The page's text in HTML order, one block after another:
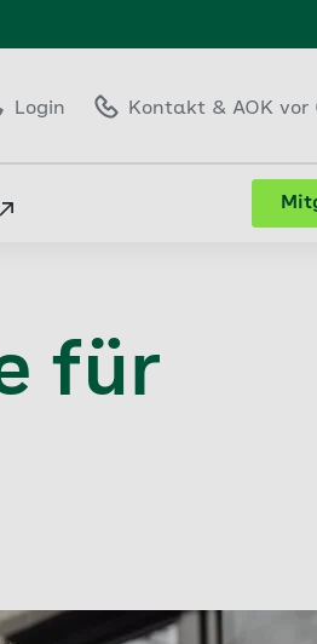
für